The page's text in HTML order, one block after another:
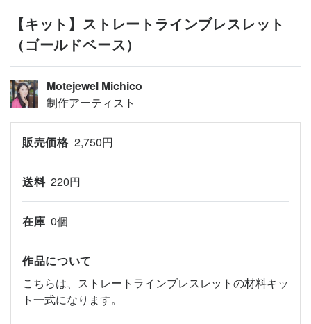
【キット】ストレートラインブレスレット
（ゴールドベース）
Motejewel Michico
制作アーティスト
販売価格 2,750円
送料 220円
在庫 0個
作品について
こちらは、ストレートラインブレスレットの材料キッ
ト一式になります。